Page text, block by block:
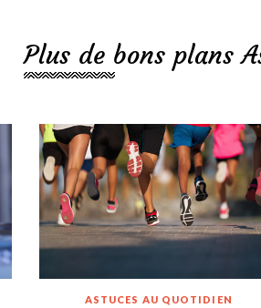
Plus de bons plans
ASTUCES AU QUOTIDIEN